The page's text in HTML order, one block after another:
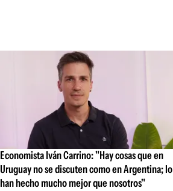
Economista Iván Carrino: "Hay cosas que en
Uruguay no se discuten como en Argentina; lo
han hecho mucho mejor que nosotros"